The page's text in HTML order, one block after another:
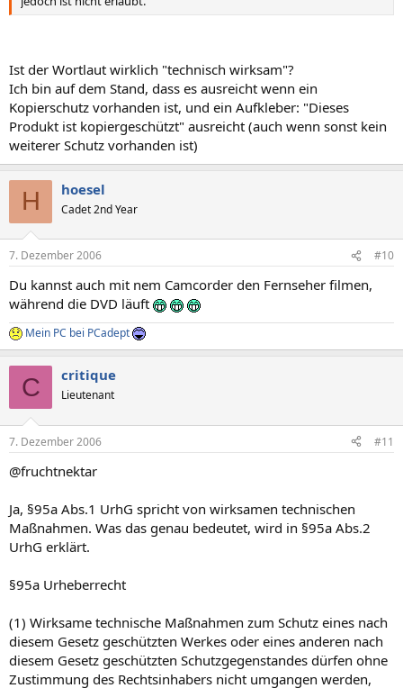
Ist der Wortlaut wirklich "technisch wirksam"?
Ich bin auf dem Stand, dass es ausreicht wenn ein
Kopierschutz vorhanden ist, und ein Aufkleber: "Dieses
Produkt ist kopiergeschützt" ausreicht (auch wenn sonst kein
weiterer Schutz vorhanden ist)
H hoesel
Cadet 2nd Year
7. Dezember 2006 #10
Du kannst auch mit nem Camcorder den Fernseher filmen,
während die DVD läuft
Mein PC bei PCadept
C critique
Lieutenant
7. Dezember 2006 #11
@fruchtnektar
Ja, §95a Abs.1 UrhG spricht von wirksamen technischen
Maßnahmen. Was das genau bedeutet, wird in §95a Abs.2
UrhG erklärt.
§95a Urheberrecht
(1) Wirksame technische Maßnahmen zum Schutz eines nach
diesem Gesetz geschützten Werkes oder eines anderen nach
diesem Gesetz geschützten Schutzgegenstandes dürfen ohne
Zustimmung des Rechtsinhabers nicht umgangen werden,